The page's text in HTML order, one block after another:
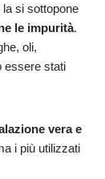
la si sottopone
le impurità.
oli,
essere stati
vera e
i più utilizzati